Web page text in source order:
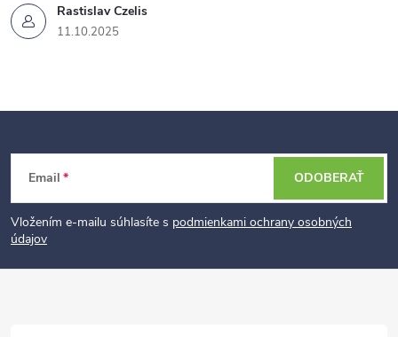
Rastislav Czelis
11.10.2025
t
Email
Vložením e-mailu súhlasíte s podmienkami ochrany osobných
údajov
ODOBERAŤ